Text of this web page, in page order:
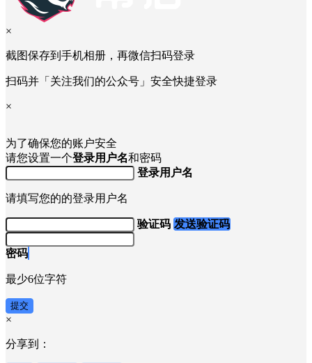
×
截图保存到手机相册，再微信扫码登录
扫码并「关注我们的公众号」安全快捷登录
×
为了确保您的账户安全
请您设置一个登录用户名和密码
登录用户名
请填写您的的登录用户名
验证码 发送验证码
密码
最少6位字符
提交
×
分享到：